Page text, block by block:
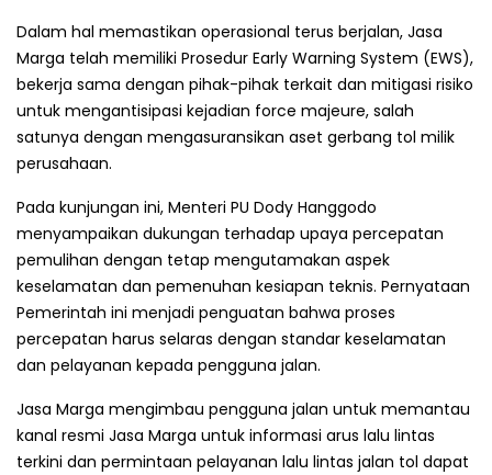
Dalam hal memastikan operasional terus berjalan, Jasa
Marga telah memiliki Prosedur Early Warning System (EWS),
bekerja sama dengan pihak-pihak terkait dan mitigasi risiko
untuk mengantisipasi kejadian force majeure, salah
satunya dengan mengasuransikan aset gerbang tol milik
perusahaan.
Pada kunjungan ini, Menteri PU Dody Hanggodo
menyampaikan dukungan terhadap upaya percepatan
pemulihan dengan tetap mengutamakan aspek
keselamatan dan pemenuhan kesiapan teknis. Pernyataan
Pemerintah ini menjadi penguatan bahwa proses
percepatan harus selaras dengan standar keselamatan
dan pelayanan kepada pengguna jalan.
Jasa Marga mengimbau pengguna jalan untuk memantau
kanal resmi Jasa Marga untuk informasi arus lalu lintas
terkini dan permintaan pelayanan lalu lintas jalan tol dapat